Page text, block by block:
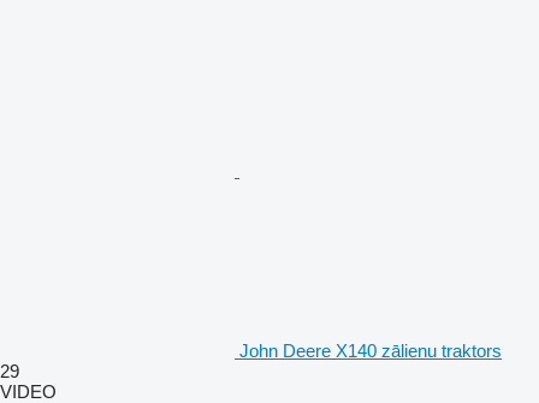
John Deere X140 zālienu traktors
29
VIDEO